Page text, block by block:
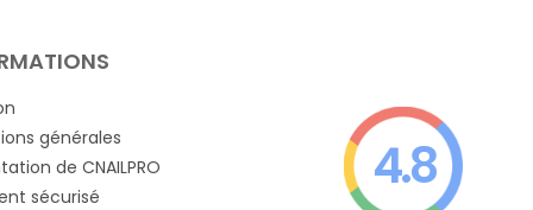
générales
de CNAILPRO
sécurisé
4.8